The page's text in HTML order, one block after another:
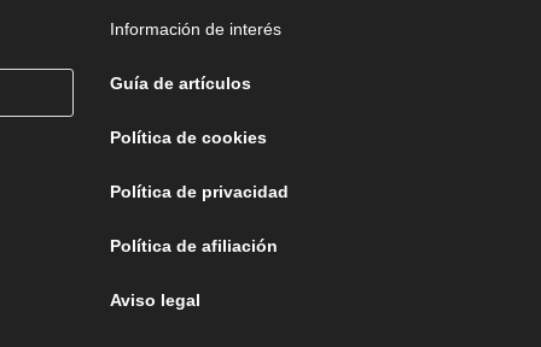
Información de interés
Guía de artículos
Política de cookies
Política de privacidad
Política de afiliación
Aviso legal